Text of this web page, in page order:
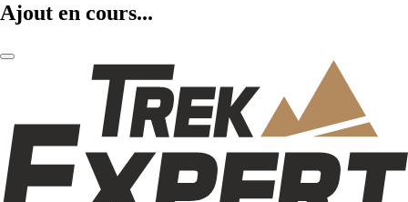
Ajout en cours...